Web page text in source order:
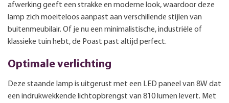
afwerking geeft een strakke en moderne look, waardoor deze
lamp zich moeiteloos aanpast aan verschillende stijlen van
buitenmeubilair. Of je nu een minimalistische, industriële of
klassieke tuin hebt, de Poast past altijd perfect.
Optimale verlichting
Deze staande lamp is uitgerust met een LED paneel van 8W dat
een indrukwekkende lichtopbrengst van 810 lumen levert. Met